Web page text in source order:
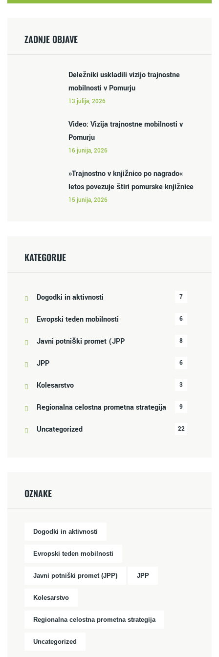
ZADNJE OBJAVE
Deležniki uskladili vizijo trajnostne
mobilnosti v Pomurju
13 julija, 2026
Video: Vizija trajnostne mobilnosti v
Pomurju
16 junija, 2026
»Trajnostno v knjižnico po nagrado«
letos povezuje štiri pomurske knjižnice
15 junija, 2026
KATEGORIJE
Dogodki in aktivnosti 7
Evropski teden mobilnosti 6
Javni potniški promet (JPP 8
JPP 6
Kolesarstvo 3
Regionalna celostna prometna strategija 9
Uncategorized 22
OZNAKE
Dogodki in aktivnosti
Evropski teden mobilnosti
Javni potniški promet (JPP) JPP
Kolesarstvo
Regionalna celostna prometna strategija
Uncategorized